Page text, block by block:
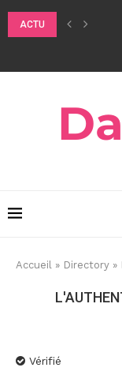
ACTU
QUELS SONT LES
Accueil » Directory »
Vérifié